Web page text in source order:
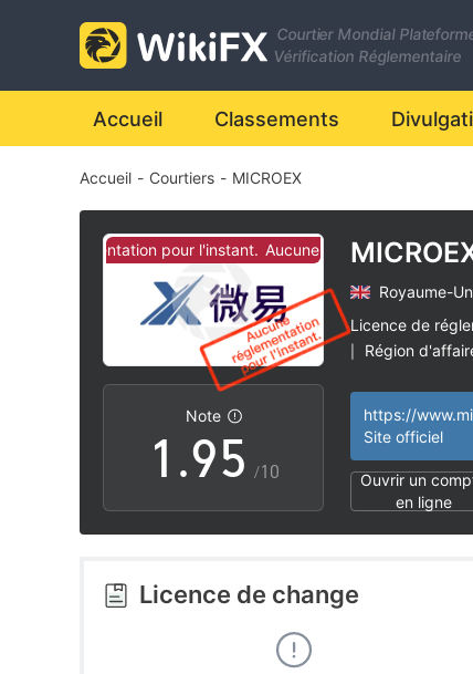
Courtier Mondial
Vérification Réglementaire
Accueil Classements
Accueil - Courtiers - MICROEX
réglementation pour l'instant. Aucune réglementation pour
Note
0
1
2
3
.
3
4
5
6
7
8
9
0
1
2
3
4
5
6
7
/10
Royaume-
Licence de
Région
https://
Site officiel
Ouvrir un
en ligne
Licence de change